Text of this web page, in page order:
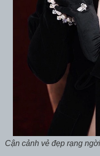
Cận cảnh vẻ đẹp rạng